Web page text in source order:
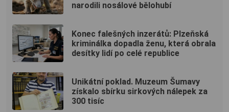
narodili nosálové bělohubí
Konec falešných inzerátů: Plzeňská
kriminálka dopadla ženu, která obrala
desítky lidí po celé republice
Unikátní poklad. Muzeum Šumavy
získalo sbírku sirkových nálepek za
300 tisíc